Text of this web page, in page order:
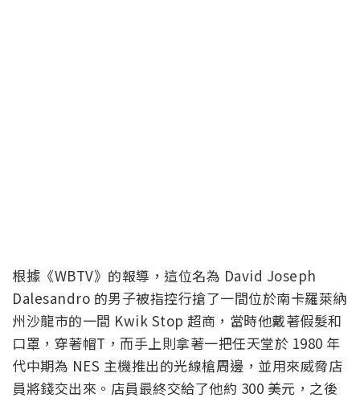
根據《WBTV》的報導，這位名為 David Joseph
Dalesandro 的男子被指控行搶了一間位於南卡羅萊納
州沙龍市的一間 Kwik Stop 超商，當時他戴著假髮和
口罩，穿著帽T，而手上則拿著一把任天堂於 1980 年
代中期為 NES 主機推出的光線槍周邊，並用來威脅店
員將錢交出來。店員最終交給了他約 300 美元，之後